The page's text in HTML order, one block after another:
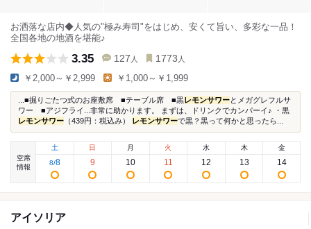
お洒落な店内◆人気の"極み寿司"をはじめ、安くて旨い、多彩な一品！
全国各地の地酒を堪能♪
3.35 127 人 1773 人
￥2,000～￥2,999 ￥1,000～￥1,999
...■掘りごたつ式のお座敷席 ■テーブル席 ■黒 レモンサワーとメガグレフルサ
ワー ■アジフライ...非常に助かります。 まずは、ドリンクでカンパーイ♪ ・黒
レモンサワー （439円：税込み） レモンサワーで黒？黒って何かと思ったら...
空席
情報
土
8/8
日
9
月
10
火
11
水
12
木
13
金
14
アイソリア